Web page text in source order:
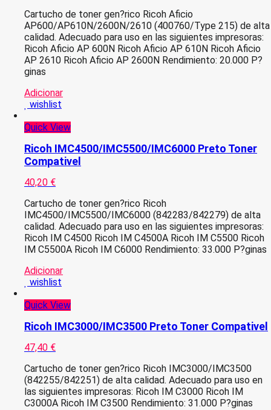
Cartucho de toner gen?rico Ricoh Aficio
AP600/AP610N/2600N/2610 (400760/Type 215) de alta
calidad. Adecuado para uso en las siguientes impresoras:
Ricoh Aficio AP 600N Ricoh Aficio AP 610N Ricoh Aficio
AP 2610 Ricoh Aficio AP 2600N Rendimiento: 20.000 P?
ginas
Adicionar
wishlist
Quick View
Ricoh IMC4500/IMC5500/IMC6000 Preto Toner
Compativel
40,20 €
Cartucho de toner gen?rico Ricoh
IMC4500/IMC5500/IMC6000 (842283/842279) de alta
calidad. Adecuado para uso en las siguientes impresoras:
Ricoh IM C4500 Ricoh IM C4500A Ricoh IM C5500 Ricoh
IM C5500A Ricoh IM C6000 Rendimiento: 33.000 P?ginas
Adicionar
wishlist
Quick View
Ricoh IMC3000/IMC3500 Preto Toner Compativel
47,40 €
Cartucho de toner gen?rico Ricoh IMC3000/IMC3500
(842255/842251) de alta calidad. Adecuado para uso en
las siguientes impresoras: Ricoh IM C3000 Ricoh IM
C3000A Ricoh IM C3500 Rendimiento: 31.000 P?ginas